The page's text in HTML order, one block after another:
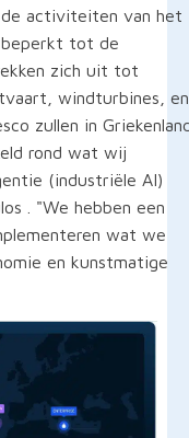
activiteiten van het
beperkt tot de
zich uit tot
windturbines,
zullen in
rond wat wij
(industriële AI)
. "We hebben een
wat we
en kunstmatige